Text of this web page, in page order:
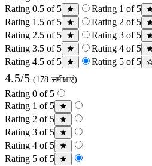
Rating 0.5 of 5
Rating 1 of 5
Rating 1.5 of 5
Rating 2 of 5
Rating 2.5 of 5
Rating 3 of 5
Rating 3.5 of 5
Rating 4 of 5
Rating 4.5 of 5
Rating 5 of 5
4.5/5 (178 समीक्षाएं)
Rating 0 of 5
Rating 1 of 5
Rating 2 of 5
Rating 3 of 5
Rating 4 of 5
Rating 5 of 5